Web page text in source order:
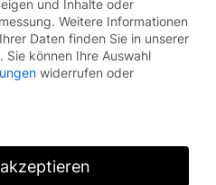
und Inhalte oder
Weitere Informationen
Daten finden Sie in unserer
. Sie können Ihre Auswahl
widerrufen oder